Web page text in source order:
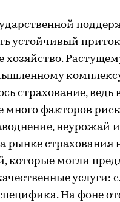
устойчивый
хозяйство.
страхование, ведь
много факторов
неурожай
рынке страхования
которые могли
услуги:
На фоне